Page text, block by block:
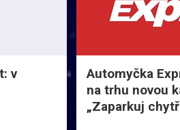
v
Automyčka
na trhu novou
„Zaparkuj